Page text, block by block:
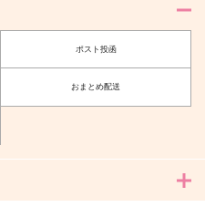
ポスト投函
おまとめ配送